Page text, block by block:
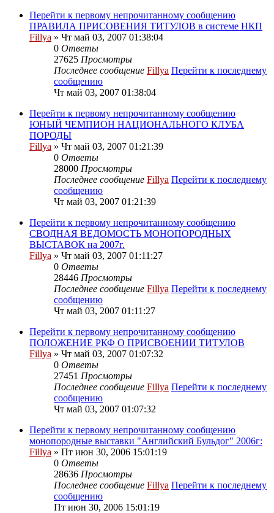
Перейти к первому непрочитанному сообщению
ПРАВИЛА ПРИСОВЕНИЯ ТИТУЛОВ в системе НКП
Fillya » Чт май 03, 2007 01:38:04
0 Ответы
27625 Просмотры
Последнее сообщение Fillya Перейти к последнему
сообщению
Чт май 03, 2007 01:38:04
Перейти к первому непрочитанному сообщению
ЮНЫЙ ЧЕМПИОН НАЦИОНАЛЬНОГО КЛУБА
ПОРОДЫ
Fillya » Чт май 03, 2007 01:21:39
0 Ответы
28000 Просмотры
Последнее сообщение Fillya Перейти к последнему
сообщению
Чт май 03, 2007 01:21:39
Перейти к первому непрочитанному сообщению
СВОДНАЯ ВЕДОМОСТЬ МОНОПОРОДНЫХ
ВЫСТАВОК на 2007г.
Fillya » Чт май 03, 2007 01:11:27
0 Ответы
28446 Просмотры
Последнее сообщение Fillya Перейти к последнему
сообщению
Чт май 03, 2007 01:11:27
Перейти к первому непрочитанному сообщению
ПОЛОЖЕНИЕ РКФ О ПРИСВОЕНИИ ТИТУЛОВ
Fillya » Чт май 03, 2007 01:07:32
0 Ответы
27451 Просмотры
Последнее сообщение Fillya Перейти к последнему
сообщению
Чт май 03, 2007 01:07:32
Перейти к первому непрочитанному сообщению
монопородные выставки "Английский Бульдог" 2006г:
Fillya » Пт июн 30, 2006 15:01:19
0 Ответы
28636 Просмотры
Последнее сообщение Fillya Перейти к последнему
сообщению
Пт июн 30, 2006 15:01:19